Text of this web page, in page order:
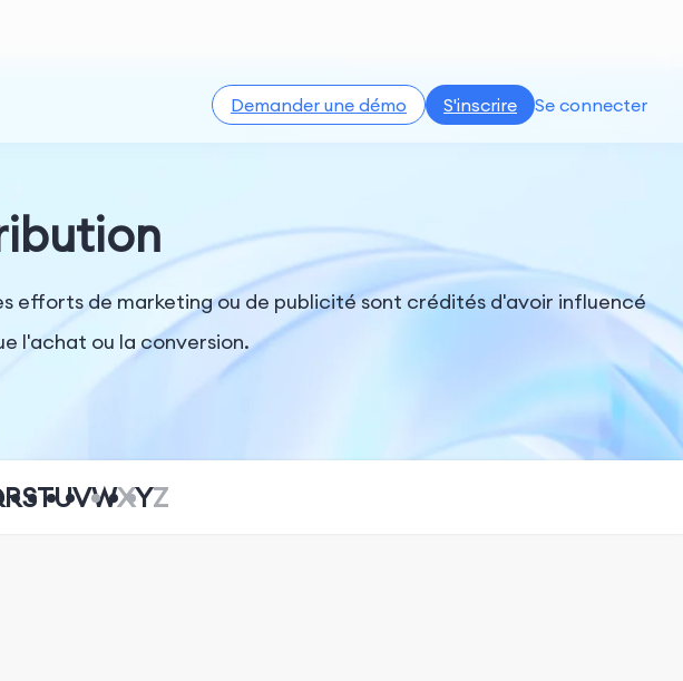
Demander une démo S'inscrire Se connecter
de marketing ou de publicité sont crédités d'avoir influencé
l'achat ou la conversion.
RSTUVWXYZ